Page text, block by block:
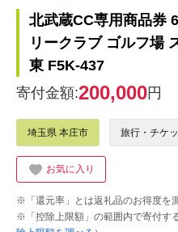
北武蔵CC専用商品券
リークラブ ゴルフ場
東 F5K-437
寄付金額:200,000円
埼玉県 本庄市 旅行・チケ
お気に入り
※「還元率」とは返礼品のお得度を
※「控除上限額」の範囲内で寄付す